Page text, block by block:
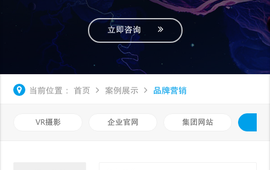
立即咨询
当前位置： 首页 案例展示 品牌营销
VR摄影 企业官网 集团网站